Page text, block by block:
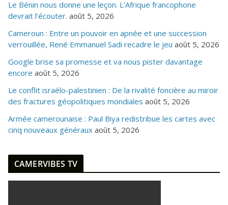
Le Bénin nous donne une leçon. L’Afrique francophone
devrait l’écouter. août 5, 2026
Cameroun : Entre un pouvoir en apnée et une succession
verrouillée, René Emmanuel Sadi recadre le jeu août 5, 2026
Google brise sa promesse et va nous pister davantage
encore août 5, 2026
Le conflit israélo-palestinien : De la rivalité foncière au miroir
des fractures géopolitiques mondiales août 5, 2026
Armée camerounaise : Paul Biya redistribue les cartes avec
cinq nouveaux généraux août 5, 2026
CAMERVIBES TV